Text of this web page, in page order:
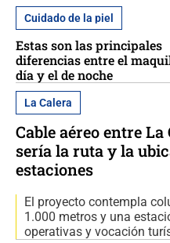
Cuidado de la piel
Estas son las principales
diferencias entre el
día y el de noche
La Calera
Cable aéreo entre
sería la ruta y la
estaciones
El proyecto contempla
1.000 metros y una
operativas y vocación